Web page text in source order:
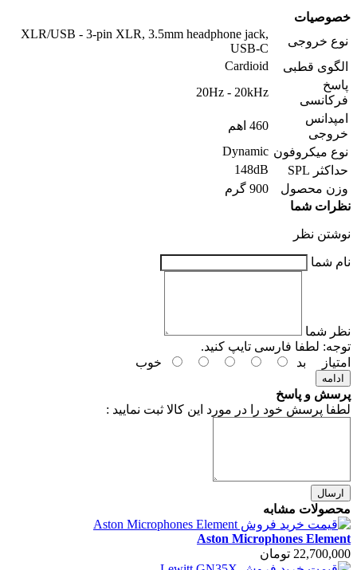
خصوصیات
نوع خروجی
XLR/USB - 3-pin XLR, 3.5mm headphone jack,
USB-C
الگوی قطبی
Cardioid
پاسخ
فرکانسی
20Hz - 20kHz
امپدانس
خروجی
460 اهم
نوع میکروفون Dynamic
حداکثر SPL
148dB
وزن محصول
900 گرم
نظرات شما
نوشتن نظر
نام شما
نظر شما
توجه: لطفا فارسی تایپ کنید.
امتیاز
بد خوب
ادامه
پرسش و پاسخ
لطفا پرسش خود را در مورد این کالا ثبت نمایید :
ارسال
محصولات مشابه
Aston Microphones Element
22,700,000 تومان